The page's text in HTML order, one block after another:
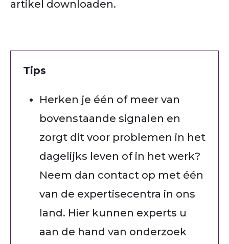
artikel downloaden.
Tips
Herken je één of meer van
bovenstaande signalen en
zorgt dit voor problemen in het
dagelijks leven of in het werk?
Neem dan contact op met één
van de expertisecentra in ons
land. Hier kunnen experts u
aan de hand van onderzoek